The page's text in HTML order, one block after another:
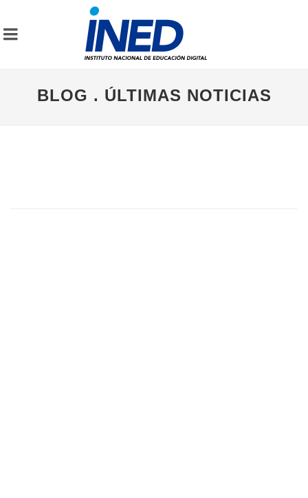
BLOG . ÚLTIMAS NOTICIAS